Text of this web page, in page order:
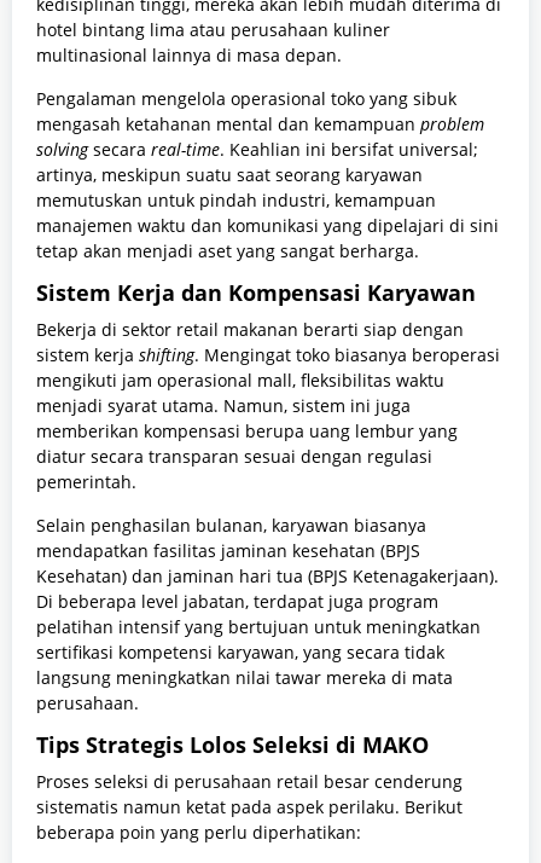
hotel bintang lima atau perusahaan kuliner
multinasional lainnya di masa depan.
Pengalaman mengelola operasional toko yang sibuk
mengasah ketahanan mental dan kemampuan problem
solvingsecara real-time. Keahlian ini bersifat universal;
artinya, meskipun suatu saat seorang karyawan
memutuskan untuk pindah industri, kemampuan
manajemen waktu dan komunikasi yang dipelajari di sini
tetap akan menjadi aset yang sangat berharga.
Sistem Kerja dan Kompensasi Karyawan
Bekerja di sektor retail makanan berarti siap dengan
sistem kerja shifting. Mengingat toko biasanya beroperasi
mengikuti jam operasional mall, fleksibilitas waktu
menjadi syarat utama. Namun, sistem ini juga
memberikan kompensasi berupa uang lembur yang
diatur secara transparan sesuai dengan regulasi
pemerintah.
Selain penghasilan bulanan, karyawan biasanya
mendapatkan fasilitas jaminan kesehatan (BPJS
Kesehatan) dan jaminan hari tua (BPJS Ketenagakerjaan).
Di beberapa level jabatan, terdapat juga program
pelatihan intensif yang bertujuan untuk meningkatkan
sertifikasi kompetensi karyawan, yang secara tidak
langsung meningkatkan nilai tawar mereka di mata
perusahaan.
Tips Strategis Lolos Seleksi di MAKO
Proses seleksi di perusahaan retail besar cenderung
sistematis namun ketat pada aspek perilaku. Berikut
beberapa poin yang perlu diperhatikan: